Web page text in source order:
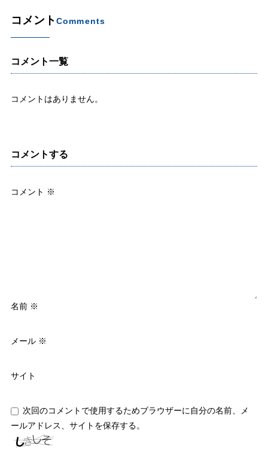
コメントComments
コメント一覧
コメントはありません。
コメントする
コメント ※
名前 ※
メール ※
サイト
次回のコメントで使用するためブラウザーに自分の名前、メ
ールアドレス、サイトを保存する。